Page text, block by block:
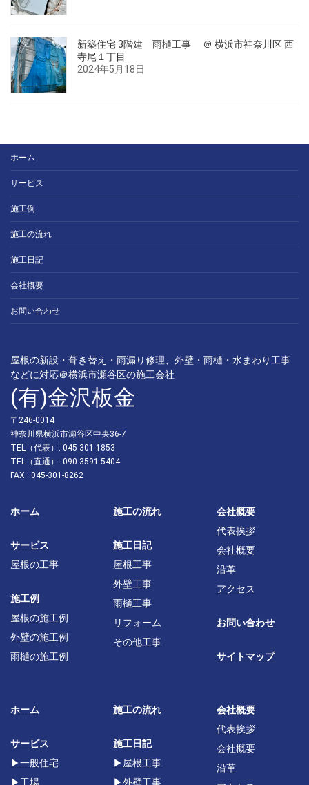
新築住宅 3階建 雨樋工事 ＠ 横浜市神奈川区 西
寺尾１丁目
2024年5月18日
ホーム
サービス
施工例
施工の流れ
施工日記
会社概要
お問い合わせ
屋根の新設・葺き替え・雨漏り修理、外壁・雨樋・水まわり工事
などに対応＠横浜市瀬谷区の施工会社
(有)金沢板金
〒246-0014
神奈川県横浜市瀬谷区中央36-7
TEL（代表）: 045-301-1853
TEL（直通）: 090-3591-5404
FAX : 045-301-8262
ホーム
サービス
屋根の工事
施工例
屋根の施工例
外壁の施工例
雨樋の施工例
施工の流れ
施工日記
屋根工事
外壁工事
雨樋工事
リフォーム
その他工事
会社概要
代表挨拶
会社概要
沿革
アクセス
お問い合わせ
サイトマップ
ホーム
サービス
▶一般住宅
▶ 工場
施工の流れ
施工日記
▶ 屋根工事
▶外壁工事
会社概要
代表挨拶
会社概要
沿革